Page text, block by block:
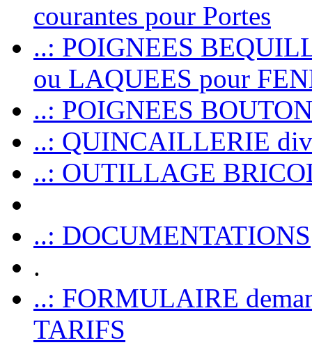
courantes pour Portes
..: POIGNEES
ou LAQUEES pour
..: POIGNEES
..: QUINCAILLERIE
..: OUTILLAGE
..: DOCUMENTATIONS
.
..: FORMULAIRE
TARIFS